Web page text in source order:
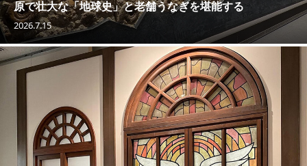
原で壮大な「地球史」と老舗うなぎを堪能する
2026.7.15